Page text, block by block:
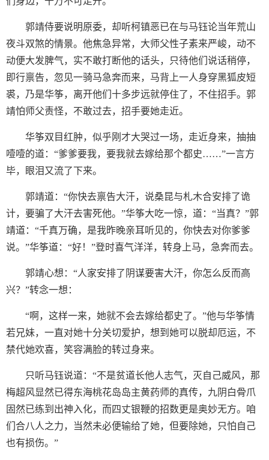
郭靖侍要说明原委，却听柯镇恶已在与马钰论当年荒山
夜斗双煞的情景。他焦急异常，大师父性子素来严峻，动不
动便大发脾气，实不敢打断他的话头，只待他们说话稍停，
即行禀告，忽见一骑马急奔而来，马背上一人身穿黑狐皮短
裘，乃是华筝，离开他们十多步远就停住了，不住招手。郭
靖怕师父责怪，不敢过去，招手要她走近。
华筝双目红肿，似乎刚才大哭过一场，走近身来，抽抽
噎噎的道：“爹爹要我，要我就去嫁给那个都史……”一言方
毕，眼泪又流了下来。
郭靖道：“你快去禀告大汗，说桑昆与札木合安排了诡
计，要骗了大汗去害死他。”华筝大吃一惊，道：“当真？”郭
靖道：“千真万确，是我昨晚亲耳听见的，你快去对你爹爹
说。”华筝道：“好！”登时喜气洋洋，转身上马，急奔而去。
郭靖心想：“人家安排了阴谋要害大汗，你怎么反而高
兴？”转念一想：
“啊，这样一来，她就不会去嫁给都史了。”他与华筝情
若兄妹，一直对她十分关切爱护，想到她可以脱却厄运，不
禁代她欢喜，笑容满脸的转过身来。
只听马钰说道：“不是贫道长他人志气，灭自己威风，那
梅超风显然已得东海桃花岛岛主黄药师的真传，九阴白骨爪
固然已练到出神入化，而四丈银鞭的招数更是奥妙无方。咱
们合八人之力，当然未必便输给了她，但要除她，只怕自己
也有损伤。”